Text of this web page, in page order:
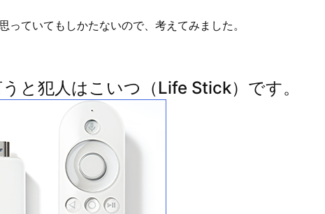
っていてもしかたないので、考えてみました。
と犯人はこいつ（Life Stick）です。